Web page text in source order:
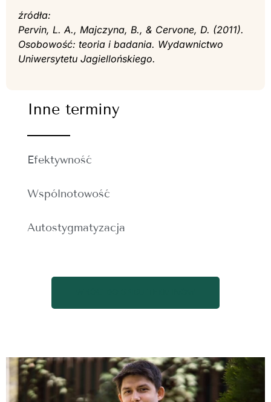
źródła:
Pervin, L. A., Majczyna, B., & Cervone, D. (2011).
Osobowość: teoria i badania. Wydawnictwo
Uniwersytetu Jagiellońskiego.
Inne terminy
Efektywność
Wspólnotowość
Autostygmatyzacja